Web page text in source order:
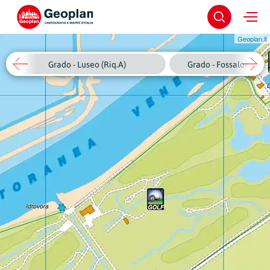
Geoplan.it
Grado - Luseo (Riq.A) Grado - Fossalon di